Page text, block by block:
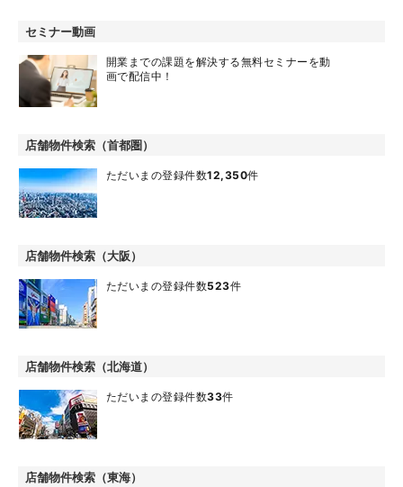
セミナー動画
開業までの課題を解決する無料セミナーを動
画で配信中！
店舗物件検索（首都圏）
ただいまの登録件数12,350件
店舗物件検索（大阪）
ただいまの登録件数523件
店舗物件検索（北海道）
ただいまの登録件数33件
店舗物件検索（東海）